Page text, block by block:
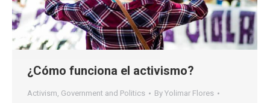
¿Cómo funciona el activismo?
Activism, Government and Politics By Yolimar Flores